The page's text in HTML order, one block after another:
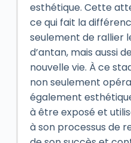
esthétique. Cette
ce qui fait la
seulement de rallier
d’antan, mais aussi
nouvelle vie. À ce
non seulement
également
à être exposé et
à son processus de